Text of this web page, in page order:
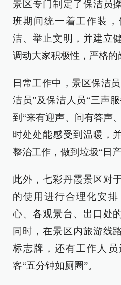
景区专门制定了保洁员
班期间统一着工作装
洁、举止文明，并建立
调动大家积极性，严格的
日常工作中，景区保洁
洁员”及保洁人员“三声
到“来有迎声、问有答声
时处处能感受到温暖，
整治工作，做到垃圾“日
此外，七彩丹霞景区对
的使用进行合理化安
心、各观景台、出口处
同时，在景区内旅游线
标志牌，还有工作人
客“五分钟如厕圈”。